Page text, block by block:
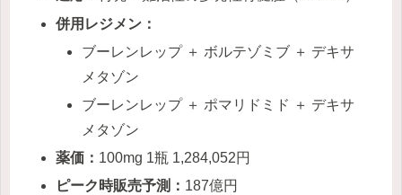
併用レジメン：
ブーレンレップ ＋ ボルテゾミブ ＋ デキサ
メタゾン
ブーレンレップ ＋ ポマリドミド ＋ デキサ
メタゾン
薬価： 100mg 1瓶 1,284,052円
ピーク時販売予測： 187億円